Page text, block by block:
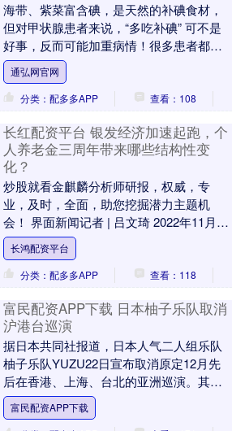
海带、紫菜富含碘，是天然的补碘食材，
但对甲状腺患者来说，“多吃补碘” 可不是
好事，反而可能加重病情！很多患者都有
疑问：既然碘是甲状腺的 “原料”，到底能
不能吃？....
通弘网官网
分类：配多多APP
查看：108
长红配资平台 银发经济加速起跑，个
人养老金三周年带来哪些结构性变
化？
炒股就看金麒麟分析师研报，权威，专
业，及时，全面，助您挖掘潜力主题机
会！ 界面新闻记者 | 吕文琦 2022年11月25
日正式启动的个人养老金制度至今已满三
年，....
长鸿配资平台
分类：配多多APP
查看：118
富民配资APP下载 日本柚子乐队取消
沪港台巡演
据日本共同社报道，日本人气二人组乐队
柚子乐队YUZU22日宣布取消原定12月先
后在香港、上海、台北的亚洲巡演。其官
网显示，该巡演原定12月3日在香港、6日
在上海....
富民配资APP下载